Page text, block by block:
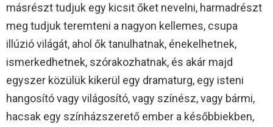
másrészt tudjuk egy kicsit őket nevelni, harmadrészt
meg tudjuk teremteni a nagyon kellemes, csupa
illúzió világát, ahol ők tanulhatnak, énekelhetnek,
ismerkedhetnek, szórakozhatnak, és akár majd
egyszer közülük kikerül egy dramaturg, egy isteni
hangosító vagy világosító, vagy színész, vagy bármi,
hacsak egy színházszerető ember a későbbiekben,